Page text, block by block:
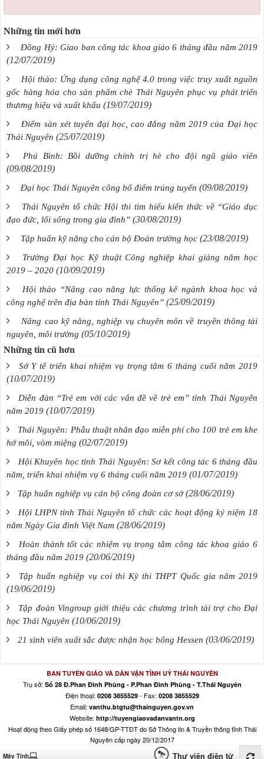
Những tin mới hơn
Đồng Hỷ: Giao ban công tác khoa giáo 6 tháng đầu năm 2019
(12/07/2019)
Hội thảo: Ứng dụng công nghệ 4.0 trong việc truy xuất nguồn
gốc hàng hóa cho sản phẩm chè Thái Nguyên phục vụ phát triển
thương hiệu và xuất khẩu (19/07/2019)
Điểm sàn xét tuyển đại học, cao đẳng năm 2019 của Đại học
Thái Nguyên (25/07/2019)
Phú Bình: Bồi dưỡng chính trị hè cho đội ngũ giáo viên
(09/08/2019)
Đại học Thái Nguyên công bố điểm trúng tuyển (09/08/2019)
Thái Nguyên tổ chức Hội thi tìm hiểu kiến thức về “Giáo dục
đạo đức, lối sống trong gia đình” (30/08/2019)
Tập huấn kỹ năng cho cán bộ Đoàn trường học (23/08/2019)
Trường Đại học Kỹ thuật Công nghiệp khai giảng năm học
2019 – 2020 (10/09/2019)
Hội thảo “Nâng cao năng lực thống kê ngành khoa học và
công nghệ trên địa bàn tỉnh Thái Nguyên” (25/09/2019)
Nâng cao kỹ năng, nghiệp vụ chuyên môn về truyền thông tài
nguyên, môi trường (05/10/2019)
Những tin cũ hơn
Sở Y tế triển khai nhiệm vụ trọng tâm 6 tháng cuối năm 2019
(10/07/2019)
Diễn đàn “Trẻ em với các vấn đề về trẻ em” tỉnh Thái Nguyên
năm 2019 (10/07/2019)
Thái Nguyên: Phẫu thuật nhân đạo miễn phí cho 100 trẻ em khe
hở môi, vòm miệng (02/07/2019)
Hội Khuyến học tỉnh Thái Nguyên: Sơ kết công tác 6 tháng đầu
năm, triển khai nhiệm vụ 6 tháng cuối năm 2019 (01/07/2019)
Tập huấn nghiệp vụ cán bộ công đoàn cơ sở (28/06/2019)
Hội LHPN tỉnh Thái Nguyên tổ chức các hoạt động kỷ niệm 18
năm Ngày Gia đình Việt Nam (28/06/2019)
Hoàn thành tốt các nhiệm vụ trọng tâm công tác khoa giáo 6
tháng đầu năm 2019 (20/06/2019)
Tập huấn nghiệp vụ coi thi Kỳ thi THPT Quốc gia năm 2019
(19/06/2019)
Tập đoàn Vingroup giới thiệu các chương trình tài trợ cho Đại
học Thái Nguyên (10/06/2019)
21 sinh viên xuất sắc được nhận học bổng Hessen (03/06/2019)
BAN TUYÊN GIÁO VÀ DÂN VẬN TỈNH UỶ THÁI NGUYÊN
Trụ sở: Số 28 Đ.Phan Đình Phùng - P.Phan Đình Phùng - T.Thái Nguyên
Điện thoại: 0208 3855529- Fax: 0208 3855529
Email: vanthu.btgtu@thainguyen.gov.vn
Website: http://tuyengiaovadanvantn.org
Hoạt động theo Giấy phép số 1648/GP-TTĐT do Sở Thông tin & Truyền thông tỉnh Thái
Nguyên cấp ngày 20/12/2017
Máy Tính Thư viện điện tử